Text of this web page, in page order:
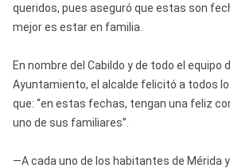
queridos, pues aseguró que estas son
mejor es estar en familia.
En nombre del Cabildo y de todo el equipo
Ayuntamiento, el alcalde felicitó a todos
que: “en estas fechas, tengan una feliz
uno de sus familiares”.
—A cada uno de los habitantes de Mérida y